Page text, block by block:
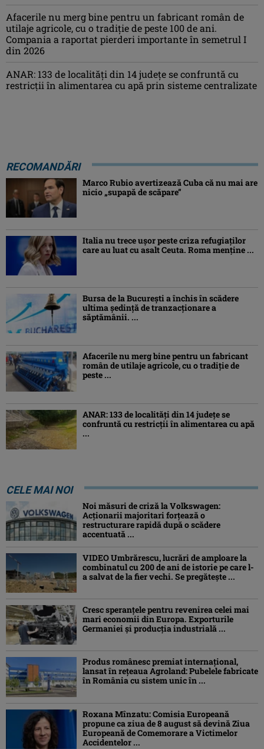
Afacerile nu merg bine pentru un fabricant român de
utilaje agricole, cu o tradiție de peste 100 de ani.
Compania a raportat pierderi importante în semetrul I
din 2026
ANAR: 133 de localități din 14 județe se confruntă cu
restricții în alimentarea cu apă prin sisteme centralizate
RECOMANDĂRI
Marco Rubio avertizează Cuba că nu mai are
nicio „supapă de scăpare”
Italia nu trece ușor peste criza refugiaților
care au luat cu asalt Ceuta. Roma menține ...
Bursa de la București a închis în scădere
ultima ședință de tranzacționare a
săptămânii. ...
Afacerile nu merg bine pentru un fabricant
român de utilaje agricole, cu o tradiție de
peste ...
ANAR: 133 de localități din 14 județe se
confruntă cu restricții în alimentarea cu apă
...
CELE MAI NOI
Noi măsuri de criză la Volkswagen:
Acționarii majoritari forțează o
restructurare rapidă după o scădere
accentuată ...
VIDEO Umbrărescu, lucrări de amploare la
combinatul cu 200 de ani de istorie pe care l-
a salvat de la fier vechi. Se pregătește ...
Cresc speranțele pentru revenirea celei mai
mari economii din Europa. Exporturile
Germaniei și producția industrială ...
Produs românesc premiat internațional,
lansat în rețeaua Agroland: Pubelele fabricate
în România cu sistem unic în ...
Roxana Mînzatu: Comisia Europeană
propune ca ziua de 8 august să devină Ziua
Europeană de Comemorare a Victimelor
Accidentelor ...